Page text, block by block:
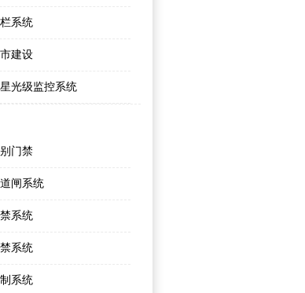
系统
建设
光级监控系统
门禁
闸系统
系统
系统
系统